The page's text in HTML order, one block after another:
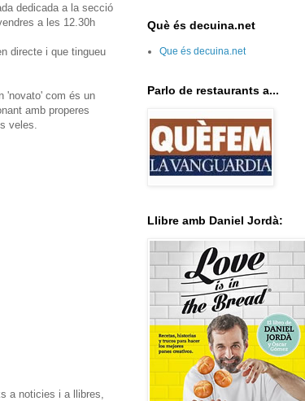
dedicada a la secció
a les 12.30h
directe i que tingueu
'novato' com és un
amb properes
veles.
a noticies i a llibres,
Què és decuina.net
Que és decuina.net
Parlo de restaurants a...
Llibre amb Daniel Jordà: